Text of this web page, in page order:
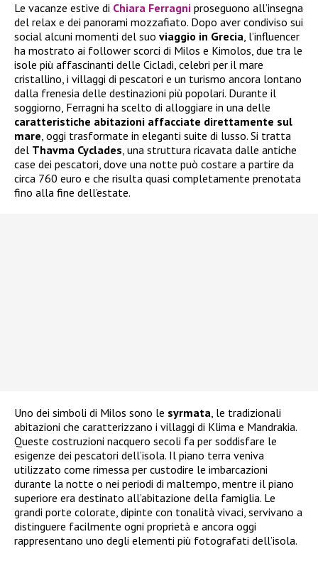
Le vacanze estive di Chiara Ferragni proseguono all’insegna
del relax e dei panorami mozzafiato. Dopo aver condiviso sui
social alcuni momenti del suo viaggio in Grecia, l’influencer
ha mostrato ai follower scorci di Milos e Kimolos, due tra le
isole più affascinanti delle Cicladi, celebri per il mare
cristallino, i villaggi di pescatori e un turismo ancora lontano
dalla frenesia delle destinazioni più popolari. Durante il
soggiorno, Ferragni ha scelto di alloggiare in una delle
caratteristiche abitazioni affacciate direttamente sul
mare, oggi trasformate in eleganti suite di lusso. Si tratta
del Thavma Cyclades, una struttura ricavata dalle antiche
case dei pescatori, dove una notte può costare a partire da
circa 760 euro e che risulta quasi completamente prenotata
fino alla fine dell’estate.
Uno dei simboli di Milos sono le syrmata, le tradizionali
abitazioni che caratterizzano i villaggi di Klima e Mandrakia.
Queste costruzioni nacquero secoli fa per soddisfare le
esigenze dei pescatori dell’isola. Il piano terra veniva
utilizzato come rimessa per custodire le imbarcazioni
durante la notte o nei periodi di maltempo, mentre il piano
superiore era destinato all’abitazione della famiglia. Le
grandi porte colorate, dipinte con tonalità vivaci, servivano a
distinguere facilmente ogni proprietà e ancora oggi
rappresentano uno degli elementi più fotografati dell’isola.